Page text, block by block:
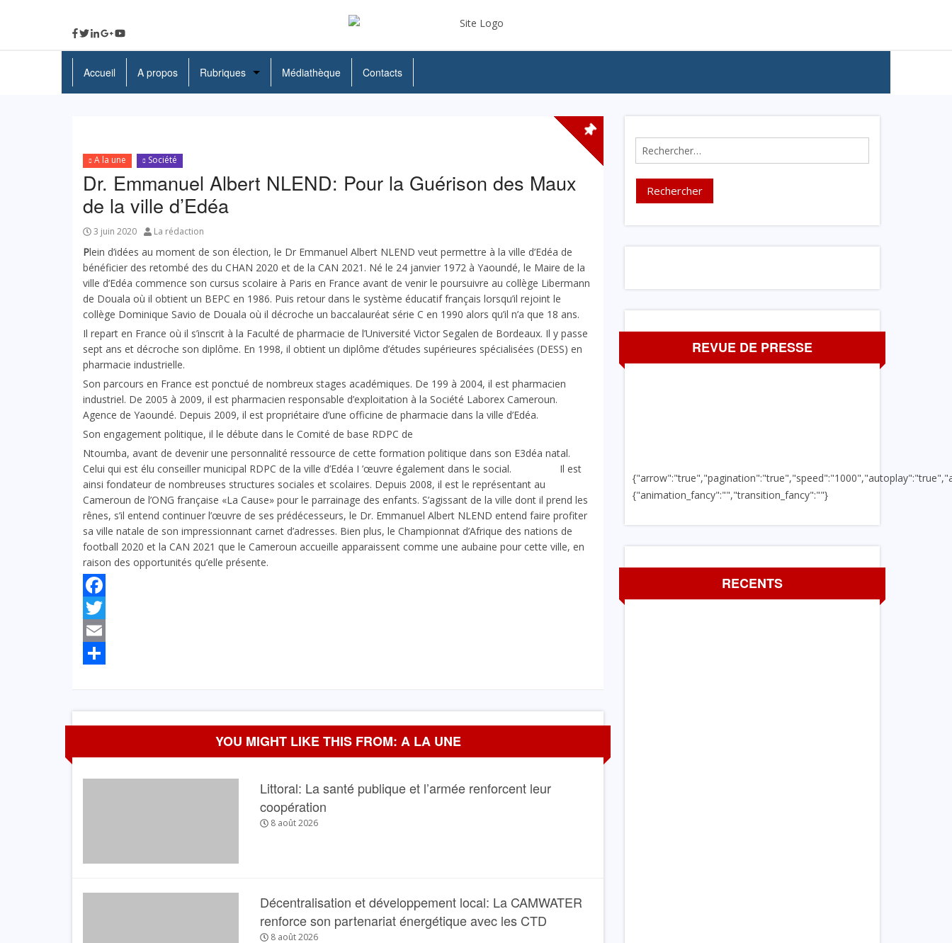
Accueil A propos Rubriques
Education
Santé
Culture
Médiathèque Contacts
A la une Société
Dr. Emmanuel Albert NLEND: Pour la Guérison des Maux
de la ville d’Edéa
3 juin 2020 La rédaction
Plein d’idées au moment de son élection, le Dr Emmanuel Albert NLEND veut permettre à la ville d’Edéa de
bénéficier des retombé des du CHAN 2020 et de la CAN 2021. Né le 24 janvier 1972 à Yaoundé, le Maire de la
ville d’Edéa commence son cursus scolaire à Paris en France avant de venir le poursuivre au collège Libermann
de Douala où il obtient un BEPC en 1986. Puis retour dans le système éducatif français lorsqu’il rejoint le
collège Dominique Savio de Douala où il décroche un baccalauréat série C en 1990 alors qu’il n’a que 18 ans.
Il repart en France où il s’inscrit à la Faculté de pharmacie de l’Université Victor Segalen de Bordeaux. Il y passe
sept ans et décroche son diplôme. En 1998, il obtient un diplôme d’études supérieures spécialisées (DESS) en
pharmacie industrielle.
Son parcours en France est ponctué de nombreux stages académiques. De 199 à 2004, il est pharmacien
industriel. De 2005 à 2009, il est pharmacien responsable d’exploitation à la Société Laborex Cameroun.
Agence de Yaoundé. Depuis 2009, il est propriétaire d’une officine de pharmacie dans la ville d’Edéa.
Son engagement politique, il le débute dans le Comité de base RDPC de
Ntoumba, avant de devenir une personnalité ressource de cette formation politique dans son E3déa natal.
Celui qui est élu conseiller municipal RDPC de la ville d’Edéa I ’œuvre également dans le social. Il est
ainsi fondateur de nombreuses structures sociales et scolaires. Depuis 2008, il est le représentant au
Cameroun de l’ONG française «La Cause» pour le parrainage des enfants. S’agissant de la ville dont il prend les
rênes, s’il entend continuer l’œuvre de ses prédécesseurs, le Dr. Emmanuel Albert NLEND entend faire profiter
sa ville natale de son impressionnant carnet d’adresses. Bien plus, le Championnat d’Afrique des nations de
football 2020 et la CAN 2021 que le Cameroun accueille apparaissent comme une aubaine pour cette ville, en
raison des opportunités qu’elle présente.
Facebook
Twitter
Email
YOU MIGHT LIKE THIS FROM: A LA UNE
Littoral: La santé publique et l’armée renforcent leur
coopération
8 août 2026
Décentralisation et développement local: La CAMWATER
renforce son partenariat énergétique avec les CTD
8 août 2026
Rechercher :
REVUE DE PRESSE
{"animation_fancy":"","transition_fancy":""}
RECENTS